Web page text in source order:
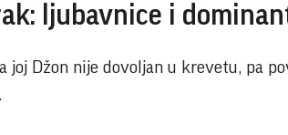
ljubavnice i
joj Džon nije dovoljan u krevetu, pa